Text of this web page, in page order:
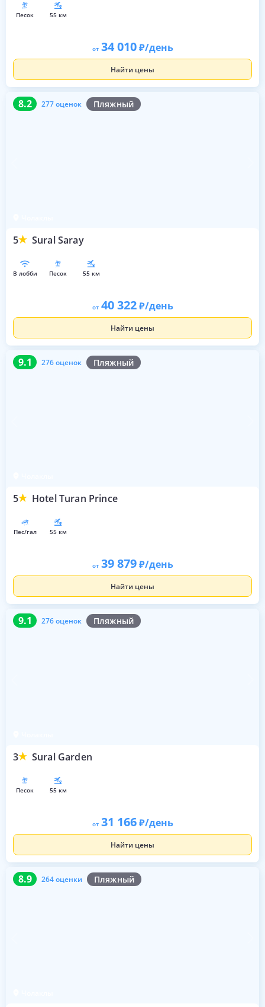
песок 55 км
от 34 010 /день
Найти цены
8.2 277 оценок Пляжный
5 Sural Saray
8.2 277 оценок
в лобби песок 55 км
от 40 322 /день
Найти цены
9.1 276 оценок Пляжный
5 Hotel Turan Prince
9.1 276 оценок
пес/гал 55 км
от 39 879 /день
Найти цены
9.1 276 оценок Пляжный
3 Sural Garden
9.1 276 оценок
песок 55 км
от 31 166 /день
Найти цены
8.9 264 оценки Пляжный
8.9 264 оценки